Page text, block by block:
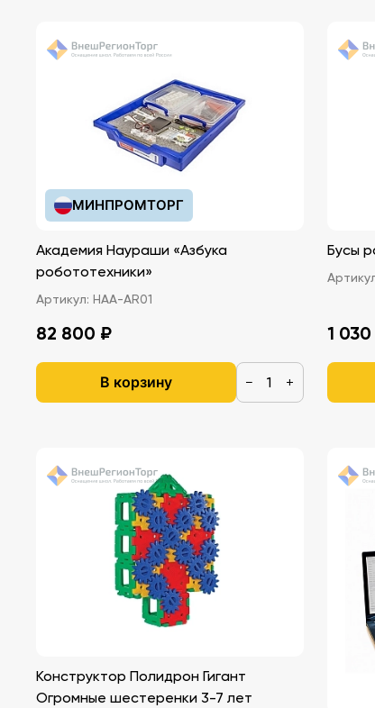
МИНПРОМТОРГ
Академия Наураши «Азбука
робототехники»
Артикул: НАА-AR01
82 800 ₽
В корзину − +
Бусы
1
Конструктор Полидрон Гигант
Огромные шестеренки 3-7 лет